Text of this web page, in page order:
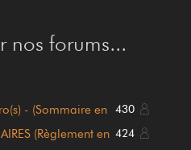
nos forums...
- (Sommaire en
430
(Règlement en 424